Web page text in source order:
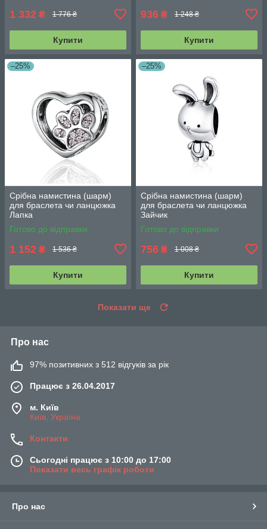
1 332 ₴ 1 776 ₴
Купити
936 ₴ 1 248 ₴
Купити
–25%
Срібна намистина (шарм)
для браслета чи ланцюжка
Лапка
Готово до відправки
1 152 ₴ 1 536 ₴
Купити
–25%
Срібна намистина (шарм)
для браслета чи ланцюжка
Зайчик
Готово до відправки
756 ₴ 1 008 ₴
Купити
Показати ще
Про нас
97% позитивних з 512 відгуків за рік
Працює з 26.04.2017
м. Київ
Київ, Україна
Контакти
Сьогодні працює з 10:00 до 17:00
Показати весь графік роботи
Про нас